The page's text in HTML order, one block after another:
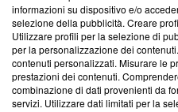
Redazione
Informativa Privacy
Cookie Policy
informazioni su dispositivo e/o
selezione della pubblicità. Creare
Utilizzare profili per la selezione di
per la personalizzazione dei
contenuti personalizzati. Misurare le
prestazioni dei contenuti.
combinazione di dati provenienti da
servizi. Utilizzare dati limitati per la